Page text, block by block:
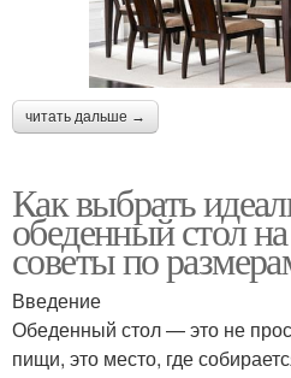
читать дальше →
Как выбрать
обеденный стол
советы по
Введение
Обеденный стол — это не
пищи, это место, где